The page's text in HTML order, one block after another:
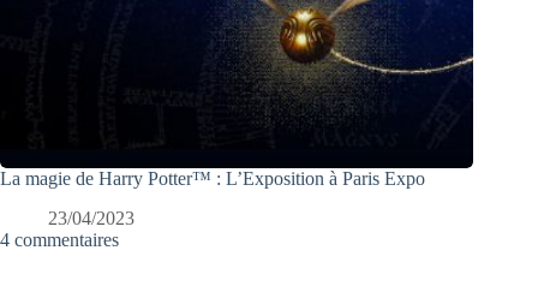
La magie de Harry Potter™ : L’Exposition à Paris Expo
23/04/2023
4 commentaires